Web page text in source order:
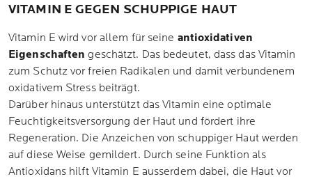
VITAMIN E GEGEN SCHUPPIGE HAUT
Vitamin E wird vor allem für seine antioxidativen
Eigenschaften geschätzt. Das bedeutet, dass das Vitamin
zum Schutz vor freien Radikalen und damit verbundenem
oxidativem Stress beiträgt.
Darüber hinaus unterstützt das Vitamin eine optimale
Feuchtigkeitsversorgung der Haut und fördert ihre
Regeneration. Die Anzeichen von schuppiger Haut werden
auf diese Weise gemildert. Durch seine Funktion als
Antioxidans hilft Vitamin E ausserdem dabei, die Haut vor